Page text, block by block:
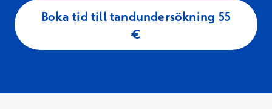
Boka tid till tandundersökning 55
€